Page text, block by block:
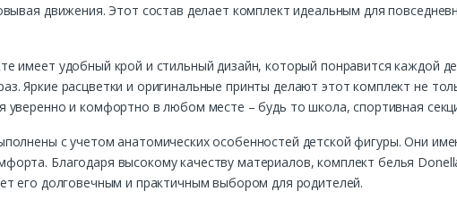
движения. Этот состав делает комплект идеальным для
имеет удобный крой и стильный дизайн, который понравится каждой
Яркие расцветки и оригинальные принты делают этот комплект не
уверенно и комфортно в любом месте – будь то школа, спортивная
с учетом анатомических особенностей детской фигуры. Они
Благодаря высокому качеству материалов, комплект белья
его долговечным и практичным выбором для родителей.